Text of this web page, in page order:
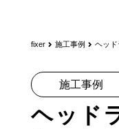
fixer 施工事例 ヘッド
施工事例
ヘッド